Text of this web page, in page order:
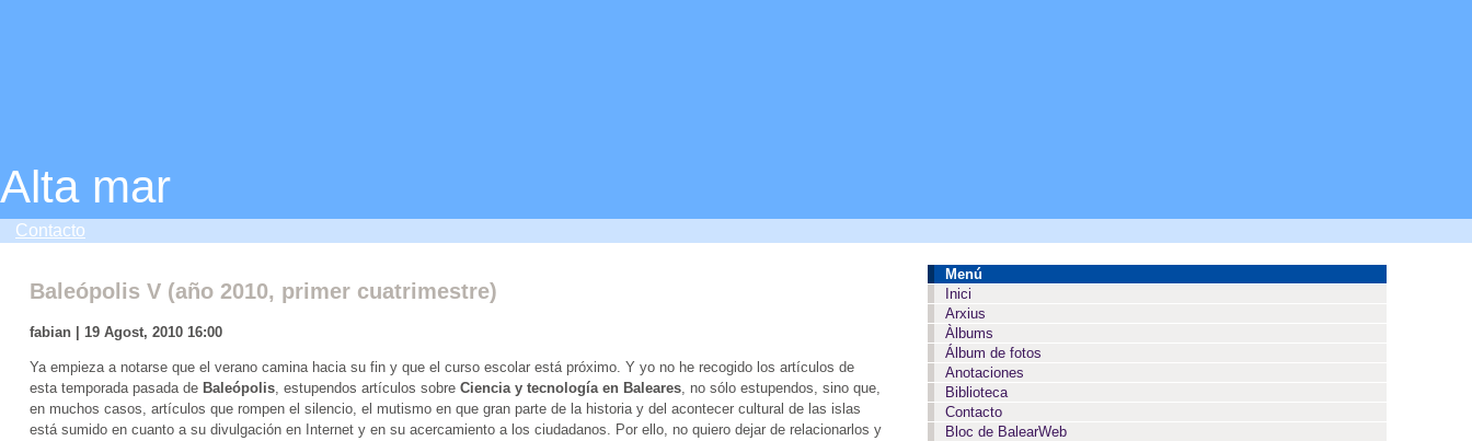
Alta mar
Contacto
Baleópolis V (año 2010, primer cuatrimestre)
fabian | 19 Agost, 2010 16:00
Ya empieza a notarse que el verano camina hacia su fin y que el curso escolar está próximo. Y yo no he recogido los artículos de
esta temporada pasada de Baleópolis, estupendos artículos sobre Ciencia y tecnología en Baleares, no sólo estupendos, sino que,
en muchos casos, artículos que rompen el silencio, el mutismo en que gran parte de la historia y del acontecer cultural de las islas
está sumido en cuanto a su divulgación en Internet y en su acercamiento a los ciudadanos. Por ello, no quiero dejar de relacionarlos y
Menú
Inici
Arxius
Àlbums
Álbum de fotos
Anotaciones
Biblioteca
Contacto
Bloc de BalearWeb